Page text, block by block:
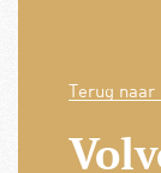
Terug naar